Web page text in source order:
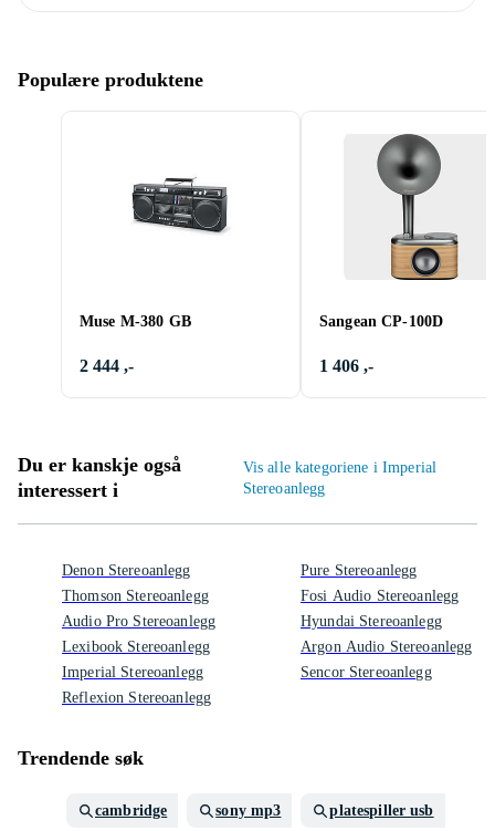
Populære produktene
Muse M-380 GB
2 444 ,-
Sangean CP-100D
1 406 ,-
Du er kanskje også
interessert i
Vis alle kategoriene i Imperial
Stereoanlegg
Denon Stereoanlegg
Thomson Stereoanlegg
Audio Pro Stereoanlegg
Lexibook Stereoanlegg
Imperial Stereoanlegg
Reflexion Stereoanlegg
Pure Stereoanlegg
Fosi Audio Stereoanlegg
Hyundai Stereoanlegg
Argon Audio Stereoanlegg
Sencor Stereoanlegg
Trendende søk
cambridge sony mp3 platespiller usb